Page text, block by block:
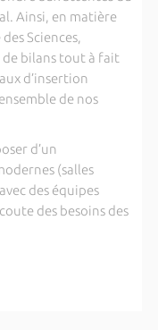
Ainsi, en matière
Sciences,
de bilans tout à fait
d’insertion
de nos
d’un
(salles
des équipes
des besoins des